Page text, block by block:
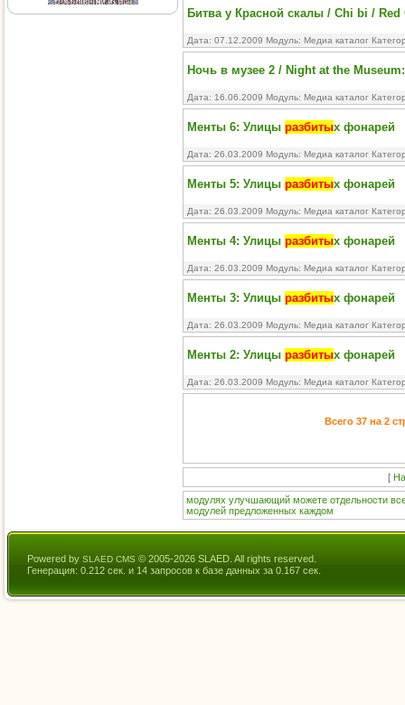
Битва у Красной скалы / Chi bi / Red
Дата: 07.12.2009 Модуль: Медиа каталог
Ночь в музее 2 / Night at the
Дата: 16.06.2009 Модуль: Медиа каталог
Менты 6: Улицы разбитых фонарей
Дата: 26.03.2009 Модуль: Медиа каталог
Менты 5: Улицы разбитых фонарей
Дата: 26.03.2009 Модуль: Медиа каталог
Менты 4: Улицы разбитых фонарей
Дата: 26.03.2009 Модуль: Медиа каталог
Менты 3: Улицы разбитых фонарей
Дата: 26.03.2009 Модуль: Медиа каталог
Менты 2: Улицы разбитых фонарей
Дата: 26.03.2009 Модуль: Медиа каталог
Всего 37 на 2
[
модулях улучшающий можете отдельности
модулей предложенных каждом
Powered by SLAED CMS © 2005-2026 SLAED. All rights reserved.
Генерация: 0.212 сек. и 14 запросов к базе данных за 0.167 сек.